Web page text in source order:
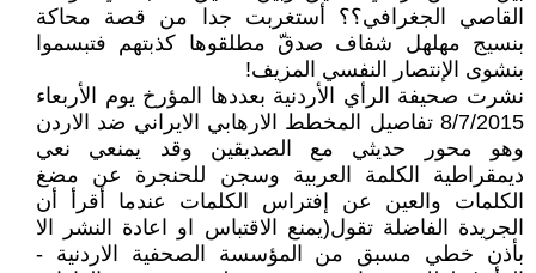
القاصي الجغرافي؟؟ أستغربت جدا من قصة محاكة
بنسيج مهلهل شفاف صدقّ مطلقوها كذبتهم فتبسموا
بنشوى الإنتصار النفسي المزيف!
نشرت صحيفة الرأي الأردنية بعددها المؤرخ يوم الأربعاء
8/7/2015 تفاصيل المخطط الارهابي الايراني ضد الاردن
وهو محور حديثي مع الصديقين وقد يمنعي نعي
ديمقراطية الكلمة العربية وسجن للحنجرة عن مضغ
الكلمات والعين عن إفتراس الكلمات عندما أقرأ أن
الجريدة الفاضلة تقول(يمنع الاقتباس او اعادة النشر الا
بأذن خطي مسبق من المؤسسة الصحفية الاردنية -